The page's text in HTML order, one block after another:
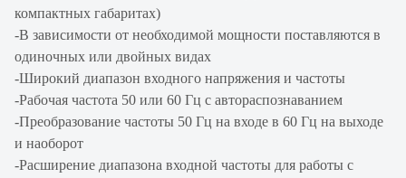
компактных габаритах)
-В зависимости от необходимой мощности поставляются в
одиночных или двойных видах
-Широкий диапазон входного напряжения и частоты
-Рабочая частота 50 или 60 Гц с автораспознаванием
-Преобразование частоты 50 Гц на входе в 60 Гц на выходе
и наоборот
-Расширение диапазона входной частоты для работы с